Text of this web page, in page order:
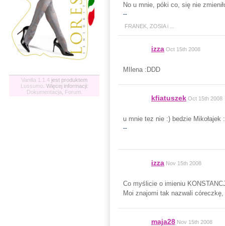
Vanilla 1.1.4 jest produktem
Lussumo. Więcej informacji:
Dokumentacja
Forum
No u mnie, póki co, się nie
--
FRANEK, ZOSIA i ...
izza Oct 15th 2008
MIlena :DDD
kfiatuszek Oct 15th 2008
u mnie tez nie :) bedzie Mikołajek
--
izza Nov 15th 2008
Co myślicie o imieniu
Moi znajomi tak nazwali
maja28 Nov 15th 2008